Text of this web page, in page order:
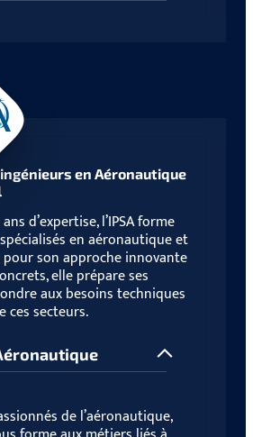
en Aéronautique
d’expertise, l’IPSA forme
en aéronautique et
son approche innovante
elle prépare ses
aux besoins techniques
ces secteurs.
de l’aéronautique,